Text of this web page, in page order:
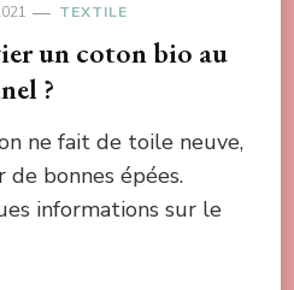
TEXTILE
un coton bio au
?
ne fait de toile neuve,
de bonnes épées.
informations sur le